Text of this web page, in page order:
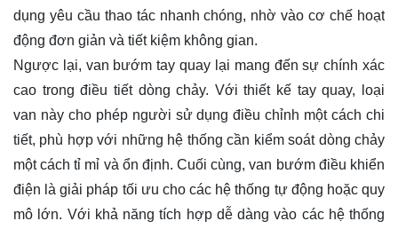
dụng yêu cầu thao tác nhanh chóng, nhờ vào cơ chế hoạt
động đơn giản và tiết kiệm không gian.
Ngược lại, van bướm tay quay lại mang đến sự chính xác
cao trong điều tiết dòng chảy. Với thiết kế tay quay, loại
van này cho phép người sử dụng điều chỉnh một cách chi
tiết, phù hợp với những hệ thống cần kiểm soát dòng chảy
một cách tỉ mỉ và ổn định. Cuối cùng, van bướm điều khiển
điện là giải pháp tối ưu cho các hệ thống tự động hoặc quy
mô lớn. Với khả năng tích hợp dễ dàng vào các hệ thống